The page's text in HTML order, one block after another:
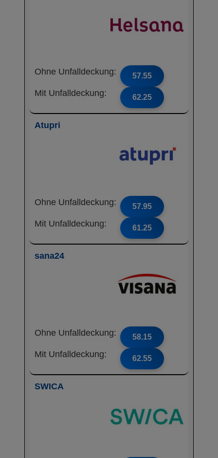
Ohne Unfalldeckung: 57.55
Mit Unfalldeckung: 62.25
Atupri
Ohne Unfalldeckung: 57.95
Mit Unfalldeckung: 61.25
sana24
Ohne Unfalldeckung: 58.15
Mit Unfalldeckung: 62.55
SWICA